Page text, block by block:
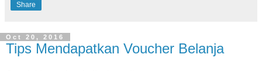
Share
Oct 20, 2016
Tips Mendapatkan Voucher Belanja